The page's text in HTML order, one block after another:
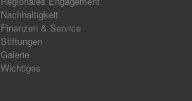
Nachhaltigkeit
Finanzen & Service
Stiftungen
Galerie
Wichtiges